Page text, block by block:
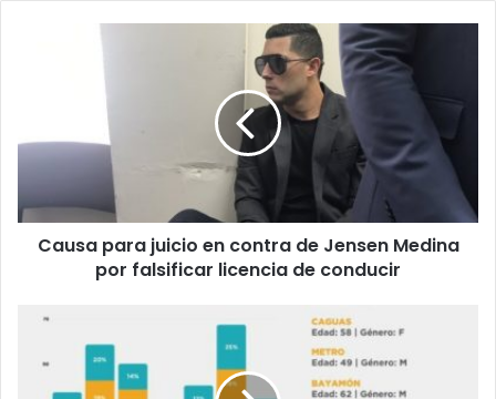
de
por
falsificar
conducir
Causa para juicio en contra de Jensen Medina
por falsificar licencia de conducir
Salud
tres